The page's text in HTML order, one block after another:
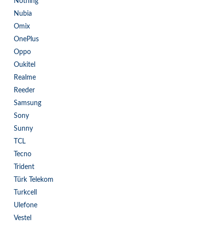
Nubia
Omix
OnePlus
Oppo
Oukitel
Realme
Reeder
Samsung
Sony
Sunny
TCL
Tecno
Trident
Türk Telekom
Turkcell
Ulefone
Vestel